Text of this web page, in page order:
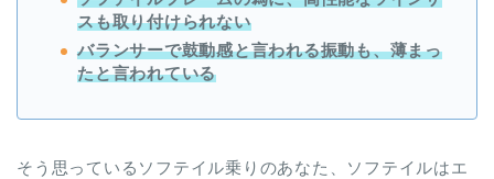
スも取り付けられない
バランサーで鼓動感と言われる振動も、薄まっ
たと言われている
そう思っているソフテイル乗りのあなた、ソフテイルはエ